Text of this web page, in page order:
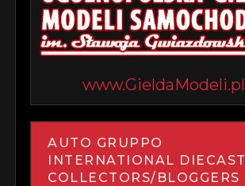
www.GieldaModeli.pl
AUTO GRUPPO
INTERNATIONAL DIECAST
COLLECTORS/BLOGGERS